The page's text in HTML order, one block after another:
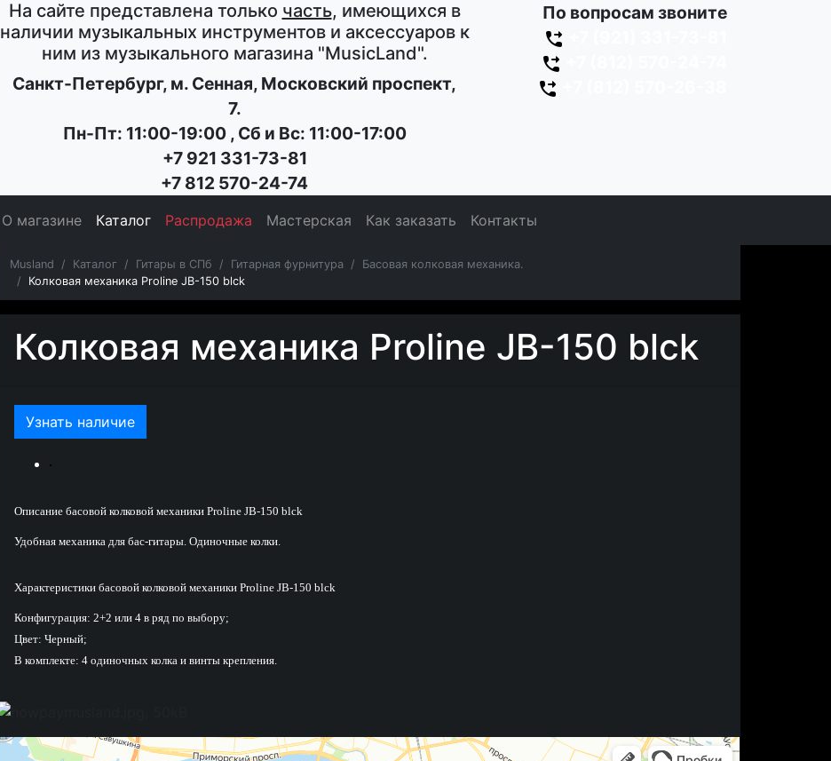
На сайте представлена только часть, имеющихся в
наличии музыкальных инструментов и аксессуаров к
ним из музыкального магазина "MusicLand".
Санкт-Петербург, м. Сенная, Московский проспект,
7.
Пн-Пт: 11:00-19:00 , Сб и Вс: 11:00-17:00
+7 921 331-73-81
+7 812 570-24-74
По вопросам звоните
О магазине Каталог Распродажа Мастерская Как заказать Контакты
Musland Каталог Гитары в СПб Гитарная фурнитура
Басовая колковая механика.
Колковая механика Proline JB-150 blck
Колковая механика Proline JB-150 blck
Узнать наличие
Описание басовой колковой механики Proline JB-150 blck
Удобная механика для бас-гитары. Одиночные колки.
Характеристики басовой колковой механики Proline JB-150 blck
Конфигурация: 2+2 или 4 в ряд по выбору;
Цвет: Черный;
В комплекте: 4 одиночных колка и винты крепления.